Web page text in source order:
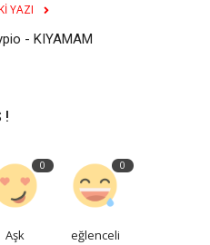
YAZI
- KIYAMAM
!
0
Aşk
0
eğlenceli